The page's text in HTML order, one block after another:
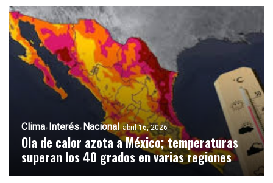
Clima Interés Nacional abril 16, 2026
Ola de calor azota a México; temperaturas
superan los 40 grados en varias regiones